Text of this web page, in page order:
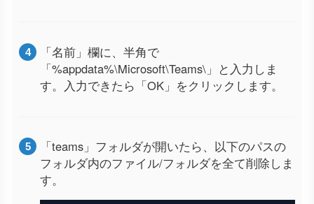
「名前」欄に、半角で
「%appdata%\Microsoft\Teams\」と入力しま
す。入力できたら「OK」をクリックします。
「teams」フォルダが開いたら、以下のパスの
フォルダ内のファイル/フォルダを全て削除しま
す。